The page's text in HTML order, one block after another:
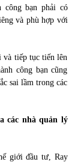
công bạn phải có
và phù hợp với
và tiếp tục tiến lên
công bạn cũng
sai lầm trong các
các nhà quản lý
giới đầu tư, Ray